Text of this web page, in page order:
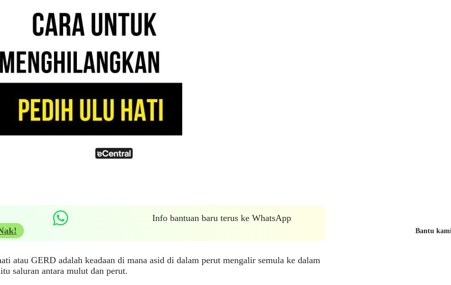
Info bantuan baru terus ke WhatsApp
atau GERD adalah keadaan di mana asid di dalam perut mengalir semula ke dalam
saluran antara mulut dan perut.
Bantu